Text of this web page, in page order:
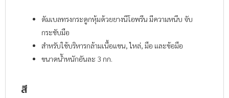
ดัมเบลทรงกระดูกหุ้มด้วยยางนีโอพรีน มีความหนึบ จับ
กระชับมือ
สำหรับใช้บริหารกล้ามเนื้อแขน, ไหล่, มือ และข้อมือ
ขนาดน้ำหนักอันละ 3 กก.
สี